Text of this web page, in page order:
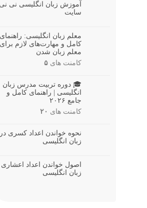
آموزش زبان انگلیسی نی نی
سایت
معلم زبان انگلیسی: راهنمای
کامل و مهارت‌های لازم برای
معلم زبان شدن
کامنت های ۵
🎓 دوره تربیت مدرس زبان
انگلیسی | راهنمای کامل و
جامع ۲۰۲۶
کامنت های ۲۰
نحوه خواندن اعداد کسری در
زبان انگلیسی
اصول خواندن اعداد اعشاری
زبان انگلیسی